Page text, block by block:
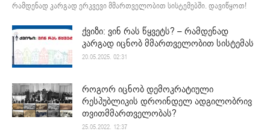
რამდენად კარგად ერკვევი მმართველობით სისტემებში. დავიწყოთ!
ქვიზი: ვინ რას წყვეტს? – რამდენად
კარგად იცნობ მმართველობით სისტემას
20.05.2025. 02:31
როგორ იცნობ დემოკრატიული
რესპუბლიკის დროინდელ ადგილობრივ
თვითმმართველობას?
25.05.2022. 12:37